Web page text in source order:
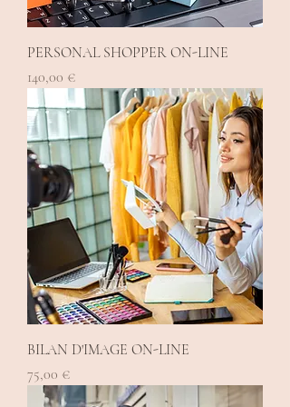
PERSONAL SHOPPER ON-LINE
Prix
140,00 €
BILAN D'IMAGE ON-LINE
Prix
75,00 €